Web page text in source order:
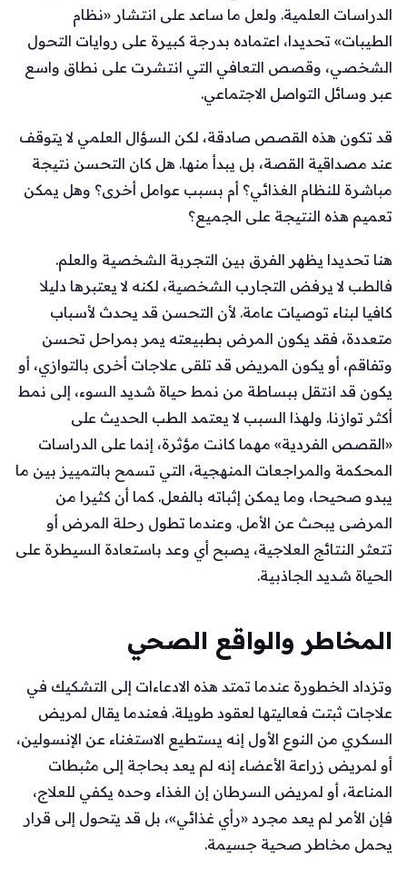
الدراسات العلمية. ولعل ما ساعد على انتشار «نظام
الطيبات» تحديدا، اعتماده بدرجة كبيرة على روايات التحول
الشخصي، وقصص التعافي التي انتشرت على نطاق واسع
عبر وسائل التواصل الاجتماعي.
قد تكون هذه القصص صادقة، لكن السؤال العلمي لا يتوقف
عند مصداقية القصة، بل يبدأ منها. هل كان التحسن نتيجة
مباشرة للنظام الغذائي؟ أم بسبب عوامل أخرى؟ وهل يمكن
تعميم هذه النتيجة على الجميع؟
هنا تحديدا يظهر الفرق بين التجربة الشخصية والعلم.
فالطب لا يرفض التجارب الشخصية، لكنه لا يعتبرها دليلا
كافيا لبناء توصيات عامة. لأن التحسن قد يحدث لأسباب
متعددة، فقد يكون المرض بطبيعته يمر بمراحل تحسن
وتفاقم، أو يكون المريض قد تلقى علاجات أخرى بالتوازي، أو
يكون قد انتقل ببساطة من نمط حياة شديد السوء، إلى نمط
أكثر توازنا. ولهذا السبب لا يعتمد الطب الحديث على
«القصص الفردية» مهما كانت مؤثرة، إنما على الدراسات
المحكمة والمراجعات المنهجية، التي تسمح بالتمييز بين ما
يبدو صحيحا، وما يمكن إثباته بالفعل. كما أن كثيرا من
المرضى يبحث عن الأمل. وعندما تطول رحلة المرض أو
تتعثر النتائج العلاجية، يصبح أي وعد باستعادة السيطرة على
الحياة شديد الجاذبية.
المخاطر والواقع الصحي
وتزداد الخطورة عندما تمتد هذه الادعاءات إلى التشكيك في
علاجات ثبتت فعاليتها لعقود طويلة. فعندما يقال لمريض
السكري من النوع الأول إنه يستطيع الاستغناء عن الإنسولين،
أو لمريض زراعة الأعضاء إنه لم يعد بحاجة إلى مثبطات
المناعة، أو لمريض السرطان إن الغذاء وحده يكفي للعلاج،
فإن الأمر لم يعد مجرد «رأي غذائي»، بل قد يتحول إلى قرار
يحمل مخاطر صحية جسيمة.